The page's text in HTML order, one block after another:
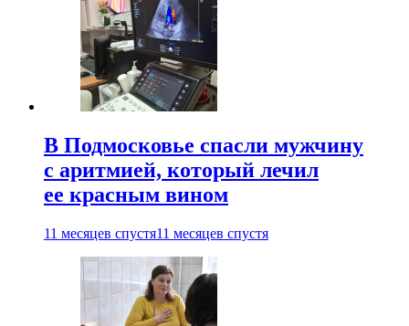
В Подмосковье спасли мужчину
с аритмией, который лечил
ее красным вином
11 месяцев спустя11 месяцев спустя